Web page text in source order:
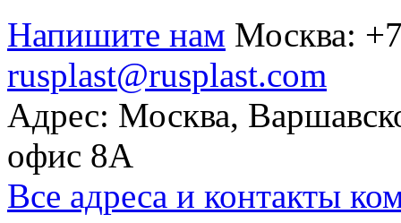
Напишите нам Москва:
rusplast@rusplast.com
Адрес: Москва,
офис 8А
Все адреса и контакты